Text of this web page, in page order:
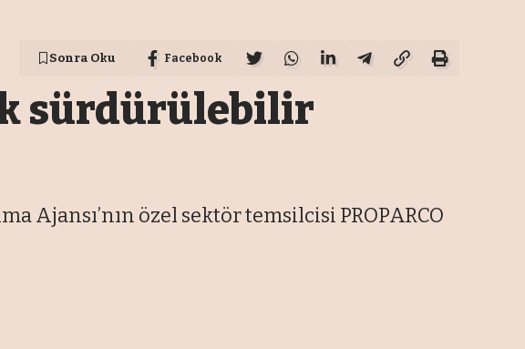
Sonra Oku Facebook
sürdürülebilir
Ajansı’nın özel sektör temsilcisi PROPARCO